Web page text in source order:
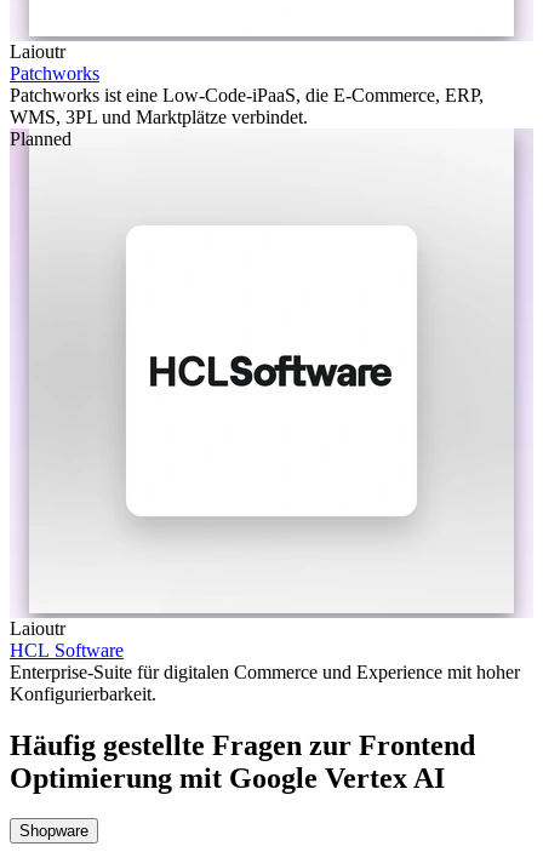
Laioutr
Patchworks
Patchworks ist eine Low-Code-iPaaS, die E-Commerce, ERP,
WMS, 3PL und Marktplätze verbindet.
Planned
Laioutr
HCL Software
Enterprise-Suite für digitalen Commerce und Experience mit hoher
Konfigurierbarkeit.
Häufig gestellte Fragen zur Frontend
Optimierung mit Google Vertex AI
Shopware